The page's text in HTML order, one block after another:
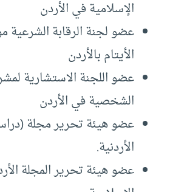
الإسلامية في الأردن
عضو لجنة الرقابة الشرعية
الأيتام بالأردن
عضو اللجنة الاستشارية
الشخصية في الأردن
عضو هيئة تحرير مجلة
الأردنية.
عضو هيئة تحرير المجلة